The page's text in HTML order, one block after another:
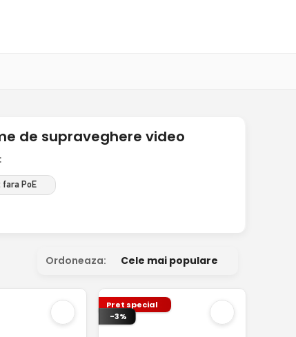
de supraveghere video
fara PoE
Ordoneaza: Cele mai populare
Pret special
-3%